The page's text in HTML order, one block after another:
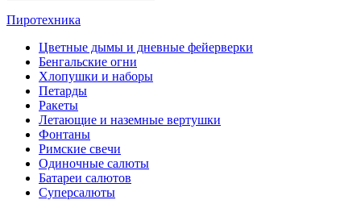
Пиротехника
Цветные дымы и дневные фейерверки
Бенгальские огни
Хлопушки и наборы
Петарды
Ракеты
Летающие и наземные вертушки
Фонтаны
Римские свечи
Одиночные салюты
Батареи салютов
Суперсалюты